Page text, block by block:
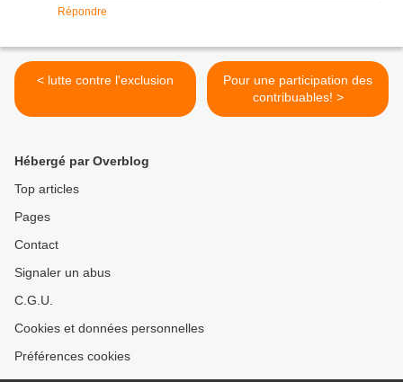
Répondre
< lutte contre l'exclusion
Pour une participation des
contribuables! >
Hébergé par Overblog
Top articles
Pages
Contact
Signaler un abus
C.G.U.
Cookies et données personnelles
Préférences cookies